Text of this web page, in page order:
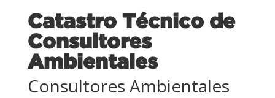
Catastro Técnico de
Consultores
Ambientales
Consultores Ambientales